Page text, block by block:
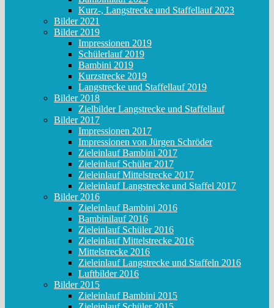
Kurz-, Langstrecke und Staffellauf 2023
Bilder 2021
Bilder 2019
Impressionen 2019
Schülerlauf 2019
Bambini 2019
Kurzstrecke 2019
Langstrecke und Staffellauf 2019
Bilder 2018
Zielbilder Langstrecke und Staffellauf
Bilder 2017
Impressionen 2017
Impressionen von Jürgen Schröder
Zieleinlauf Bambini 2017
Zieleinlauf Schüler 2017
Zieleinlauf Mittelstrecke 2017
Zieleinlauf Langstrecke und Staffel 2017
Bilder 2016
Zieleinlauf Bambini 2016
Bambinilauf 2016
Zieleinlauf Schüler 2016
Zieleinlauf Mittelstrecke 2016
Mittelstrecke 2016
Zieleinlauf Langstrecke und Staffeln 2016
Luftbilder 2016
Bilder 2015
Zieleinlauf Bambini 2015